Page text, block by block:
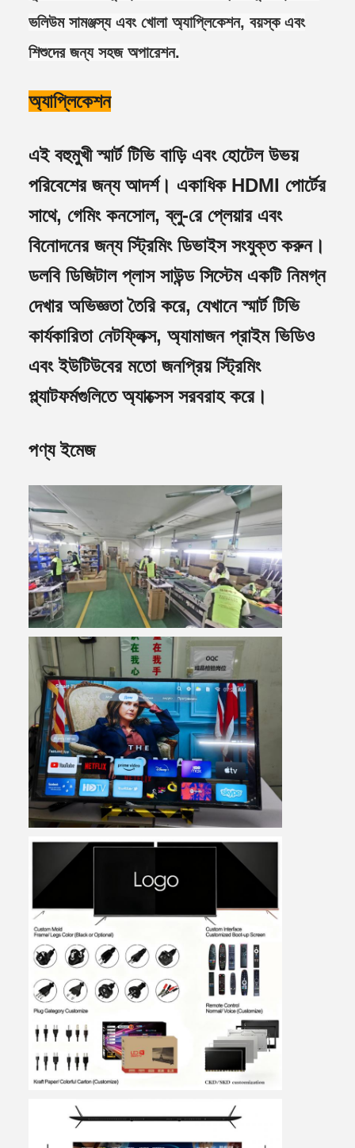
ভলিউম সামঞ্জস্য এবং খোলা অ্যাপ্লিকেশন, বয়স্ক এবং
শিশুদের জন্য সহজ অপারেশন.
অ্যাপ্লিকেশন
এই বহুমুখী স্মার্ট টিভি বাড়ি এবং হোটেল উভয়
পরিবেশের জন্য আদর্শ। একাধিক HDMI পোর্টের
সাথে, গেমিং কনসোল, ব্লু-রে প্লেয়ার এবং
বিনোদনের জন্য স্ট্রিমিং ডিভাইস সংযুক্ত করুন।
ডলবি ডিজিটাল প্লাস সাউন্ড সিস্টেম একটি নিমগ্ন
দেখার অভিজ্ঞতা তৈরি করে, যেখানে স্মার্ট টিভি
কার্যকারিতা নেটফ্লিক্স, অ্যামাজন প্রাইম ভিডিও
এবং ইউটিউবের মতো জনপ্রিয় স্ট্রিমিং
প্ল্যাটফর্মগুলিতে অ্যাক্সেস সরবরাহ করে।
পণ্য ইমেজ